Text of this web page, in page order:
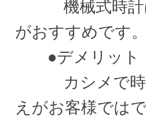
機械式時計は
がおすすめです。
●デメリット
カシメで時計
えがお客様では